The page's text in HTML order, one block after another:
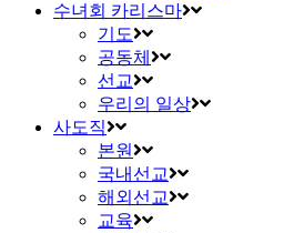
수녀회 카리스마
기도
공동체
선교
우리의 일상
사도직
본원
국내선교
해외선교
교육